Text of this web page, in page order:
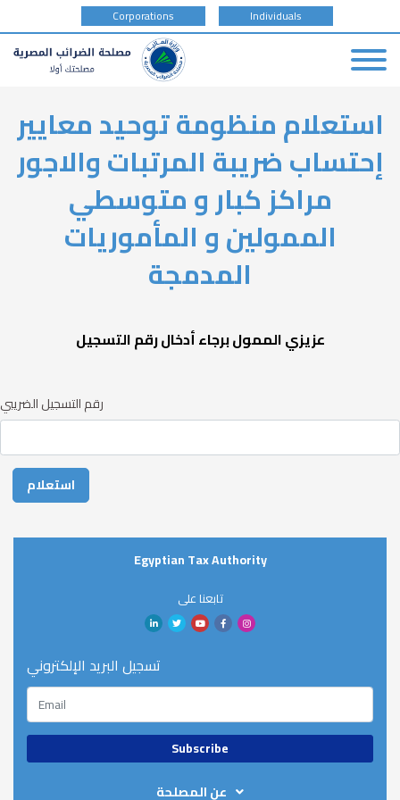
main
content
type
Corporations Individuals
استعلام منظومة توحيد معايير
إحتساب ضريبة المرتبات والاجور
مراكز كبار و متوسطي
الممولين و المأموريات
المدمجة
عزيزي الممول برجاء أدخال رقم التسجيل
رقم التسجيل الضريبي
Egyptian Tax Authority
تابعنا على
تسجيل البريد الإلكتروني
عن المصلحة